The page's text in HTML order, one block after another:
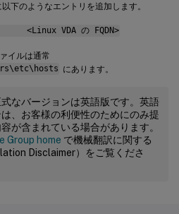
下のようなエントリを追加します。
<Linux VDA の FQDN>
イルは通常
にあります。
なバージョンは英語版です。英語
、お客様の利便性のためにのみ提
が含まれている場合があります。
Group home で機械翻訳に関する
Disclaimer）をご覧くださ